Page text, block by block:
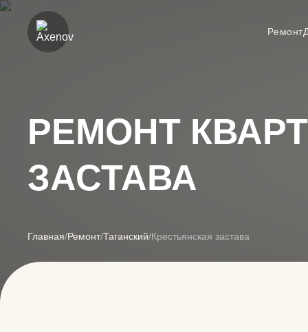
Ремонт
РЕМОНТ
ЗАСТАВА
Главная/Ремонт/Таганский/Крестьянская застава